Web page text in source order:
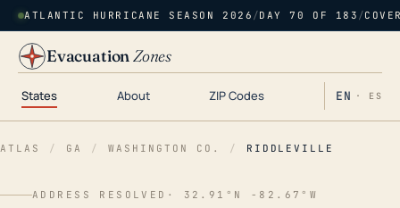
ATLANTIC HURRICANE SEASON 2026 /DAY 70 OF 183 /
EvacuationZones
States About ZIP Codes EN · ES
ATLAS / GA / WASHINGTON CO. / RIDDLEVILLE
ADDRESS RESOLVED · 32.91°N -82.67°W